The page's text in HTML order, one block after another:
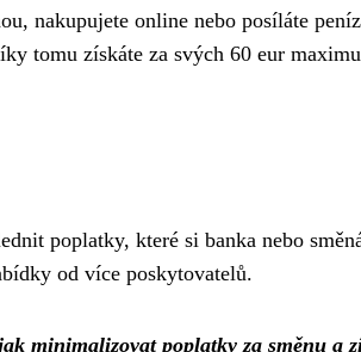
nakupujete online nebo posíláte
tomu získáte za svých 60 eur
poplatky, které si banka nebo
od více poskytovatelů.
minimalizovat poplatky za směnu a